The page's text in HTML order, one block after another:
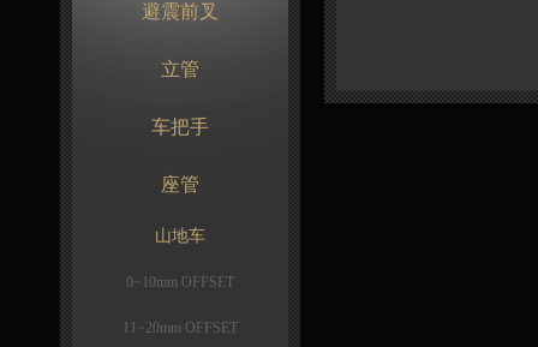
避震前叉
立管
车把手
座管
山地车
0~10mm OFFSET
11~20mm OFFSET